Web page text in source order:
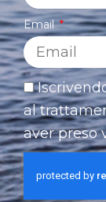
Email
al
aver preso